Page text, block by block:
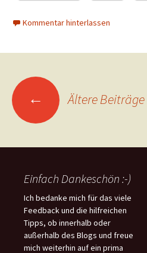
Kommentar hinterlassen
← Ältere Beiträge
Einfach Dankeschön :-)
Ich bedanke mich für das viele
Feedback und die hilfreichen
Tipps, ob innerhalb oder
außerhalb des Blogs und freue
mich weiterhin auf ein prima